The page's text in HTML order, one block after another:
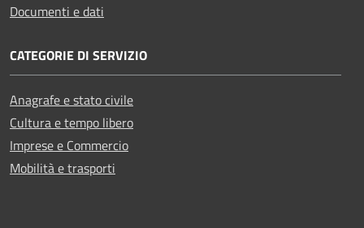
Documenti e dati
CATEGORIE DI SERVIZIO
Anagrafe e stato civile
Cultura e tempo libero
Imprese e Commercio
Mobilità e trasporti